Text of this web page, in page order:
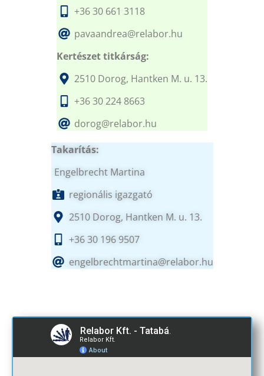
+36 30 661 3118
pavaandrea@relabor.hu
Kertészet titkárság:
2510 Dorog, Hantken M. u. 13.
+36 30 224 8663
dorog@relabor.hu
Takarítás:
Engelbrecht Martina
regionális igazgató
2510 Dorog, Hantken M. u. 13.
+36 30 196 9507
engelbrechtmartina@relabor.hu